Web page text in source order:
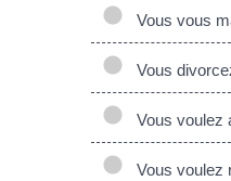
Vous vous
Vous
Vous voulez
Vous voulez